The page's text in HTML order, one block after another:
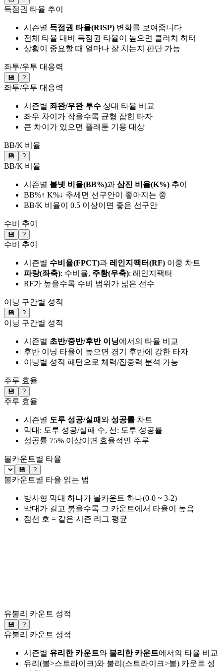
득점권 타율 추이
시즌별 득점권 타율(RISP) 변화를 보여줍니다
전체 타율 대비 득점권 타율이 높으면 클러치 히터
상황이 중요할 때 얼마나 잘 치는지 판단 가능
좌투/우투 대응력
💾 ?
좌투/우투 대응력
시즌별 좌완/우완 투수 상대 타율 비교
좌우 차이가 작을수록 균형 잡힌 타자
큰 차이가 있으면 플래툰 기용 대상
BB/K 비율
💾 ?
BB/K 비율
시즌별 볼넷 비율(BB%)과 삼진 비율(K%) 추이
BB%↑ K%↓ 추세면 선구안이 좋아지는 중
BB/K 비율이 0.5 이상이면 좋은 선구안
수비 추이
💾 ?
수비 추이
시즌별 수비율(FPCT)과 레인지팩터(RF) 이중 차트
파랑(좌축): 수비율, 주황(우축): 레인지팩터
RF가 높을수록 수비 범위가 넓은 선수
이닝 구간별 성적
💾 ?
이닝 구간별 성적
시즌별 초반/중반/후반 이닝에서의 타율 비교
후반 이닝 타율이 높으면 경기 후반에 강한 타자
이닝별 성적 패턴으로 체력/집중력 분석 가능
주루 효율
💾 ?
주루 효율
시즌별 도루 성공/실패와 성공률 차트
막대: 도루 성공/실패 수, 선: 도루 성공률
성공률 75% 이상이면 효율적인 주루
볼카운트별 타율
💾 ?
볼카운트별 타율 읽는 법
방사형 막대 하나가 볼카운트 하나(0-0 ~ 3-2)
막대가 길고 붉을수록 그 카운트에서 타율이 높음
점선 호 = 같은 시즌 리그 평균
유불리 카운트 성적
💾 ?
유불리 카운트 성적
시즌별 유리한 카운트와 불리한 카운트에서의 타율 비교
유리(볼>스트라이크)와 불리(스트라이크>볼) 카운트 성